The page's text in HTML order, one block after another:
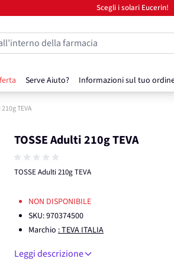
Scegli i solari Eucerin!
Serve Aiuto? Informazioni sul tuo
della farmacia
TEVA
TOSSE Adulti 210g TEVA
TOSSE Adulti 210g TEVA
NON DISPONIBILE
SKU:970374500
Marchio : TEVA ITALIA
Leggi descrizione